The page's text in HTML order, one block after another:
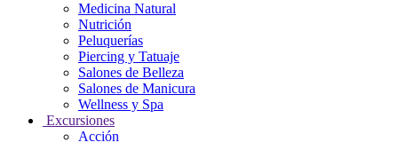
Medicina Natural
Nutrición
Peluquerías
Piercing y Tatuaje
Salones de Belleza
Salones de Manicura
Wellness y Spa
Excursiones
Acción